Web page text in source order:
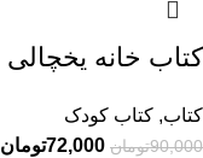
کتاب خانه یخچالی
کتاب, کتاب کودک
90,000تومان 72,000تومان